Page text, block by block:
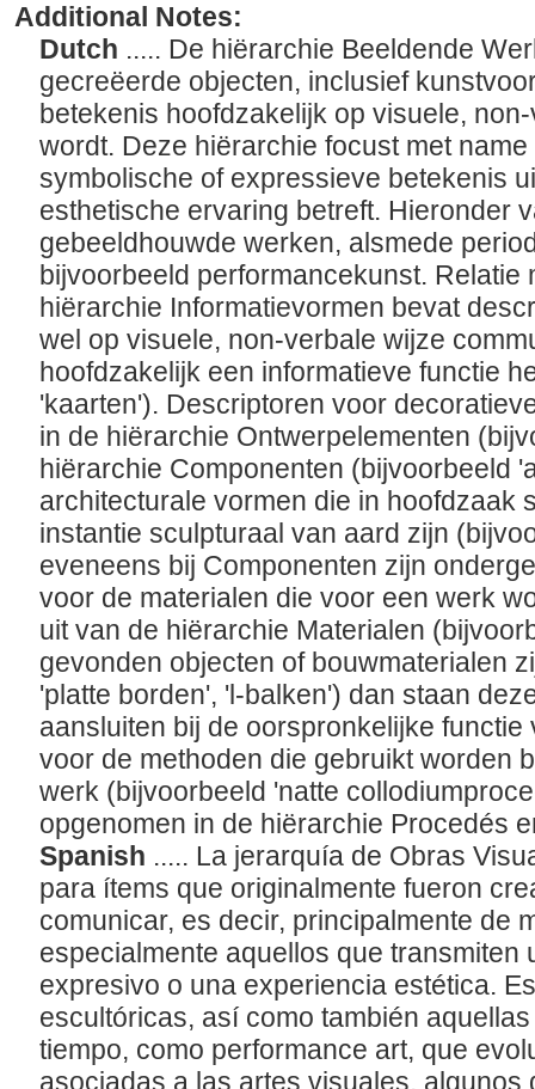
Additional Notes:
Dutch ..... De hiërarchie Beeldende
gecreëerde objecten, inclusief
betekenis hoofdzakelijk op visuele,
wordt. Deze hiërarchie focust met
symbolische of expressieve betekenis
esthetische ervaring betreft. Hieronder
gebeeldhouwde werken, alsmede
bijvoorbeeld performancekunst. Relatie
hiërarchie Informatievormen bevat
wel op visuele, non-verbale wijze
hoofdzakelijk een informatieve functie
'kaarten'). Descriptoren voor
in de hiërarchie Ontwerpelementen
hiërarchie Componenten (bijvoorbeeld
architecturale vormen die in hoofdzaak
instantie sculpturaal van aard zijn
eveneens bij Componenten zijn
voor de materialen die voor een werk
uit van de hiërarchie Materialen
gevonden objecten of bouwmaterialen
'platte borden', 'l-balken') dan staan
aansluiten bij de oorspronkelijke
voor de methoden die gebruikt worden
werk (bijvoorbeeld 'natte
opgenomen in de hiërarchie Procedés
Spanish ..... La jerarquía de Obras
para ítems que originalmente fueron
comunicar, es decir, principalmente de
especialmente aquellos que transmiten
expresivo o una experiencia estética.
escultóricas, así como también
tiempo, como performance art, que
asociadas a las artes visuales. algunos